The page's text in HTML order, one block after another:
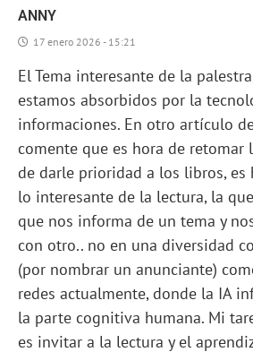
ANNY
17 enero 2026 - 15:21
El Tema interesante de la
estamos absorbidos por la
informaciones. En otro artículo
comente que es hora de retomar
de darle prioridad a los libros, es
lo interesante de la lectura, la
que nos informa de un tema y
con otro.. no en una diversidad
(por nombrar un anunciante)
redes actualmente, donde la IA
la parte cognitiva humana. Mi
es invitar a la lectura y el